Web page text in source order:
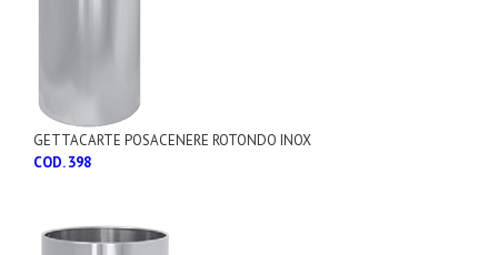
GETTACARTE POSACENERE ROTONDO INOX
COD. 398